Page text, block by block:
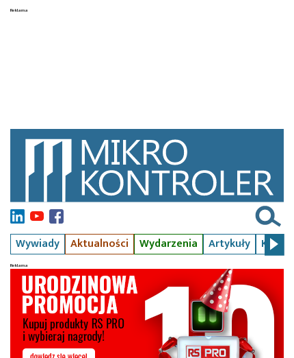
Wywiady Aktualności Wydarzenia Artykuły Kursy